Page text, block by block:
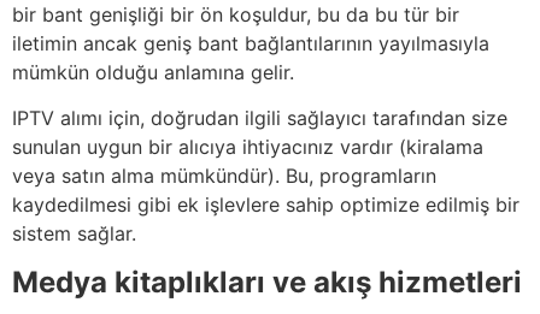
bir bant genişliği bir ön koşuldur, bu da bu tür bir
iletimin ancak geniş bant bağlantılarının yayılmasıyla
mümkün olduğu anlamına gelir.
IPTV alımı için, doğrudan ilgili sağlayıcı tarafından size
sunulan uygun bir alıcıya ihtiyacınız vardır (kiralama
veya satın alma mümkündür). Bu, programların
kaydedilmesi gibi ek işlevlere sahip optimize edilmiş bir
sistem sağlar.
Medya kitaplıkları ve akış hizmetleri